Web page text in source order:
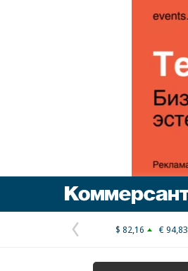
Предыдущая
страница
$ 82,16 € 94,83